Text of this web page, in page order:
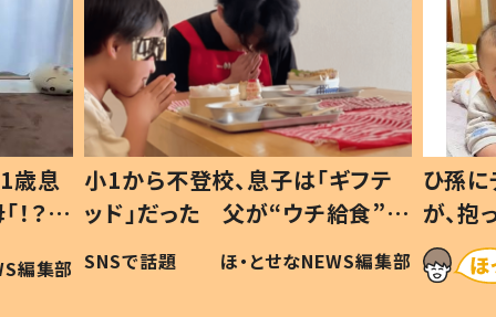
歳息
？」
編集部
小1から不登校、息子は「ギフテ
ッド」だった 父が“ウチ給食”を
作り続ける理由とは #令和の親
#令和の子
SNSで話題 ほ・とせなNEWS編集部
ひ孫
が、
「涙が
い」